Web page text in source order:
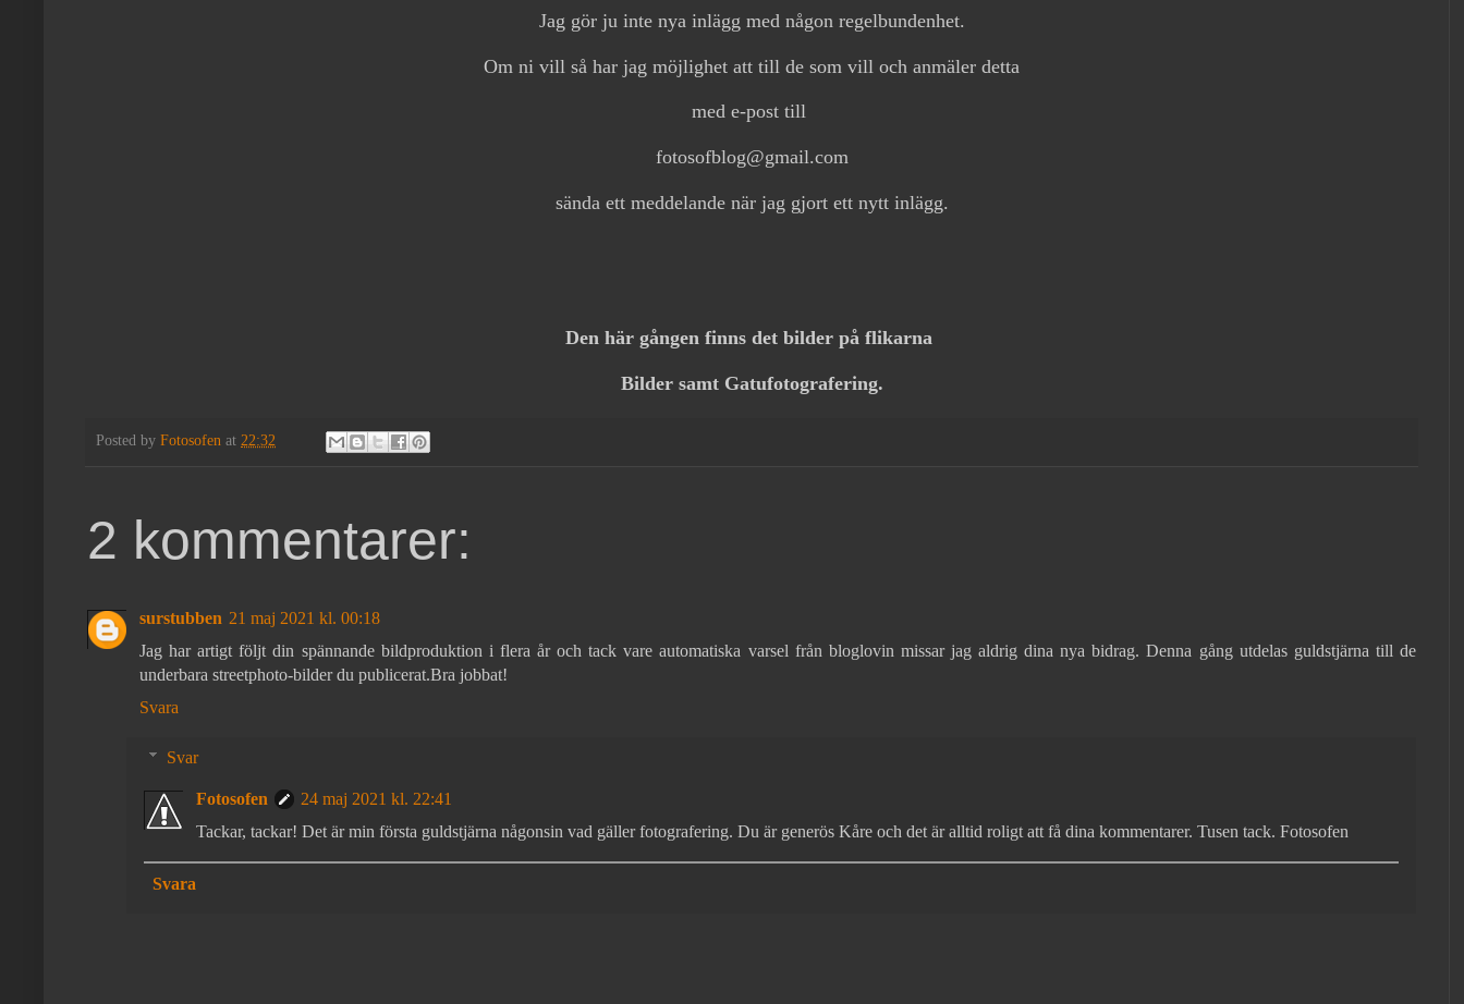
Jag gör ju inte nya inlägg med någon regelbundenhet.
Om ni vill så har jag möjlighet att till de som vill och anmäler detta
med e-post till
fotosofblog@gmail.com
sända ett meddelande när jag gjort ett nytt inlägg.
Den här gången finns det bilder på flikarna
Bilder samt Gatufotografering.
Posted by Fotosofen at 22:32
2 kommentarer:
surstubben 21 maj 2021 kl. 00:18
Jag har artigt följt din spännande bildproduktion i flera år och tack vare automatiska varsel från bloglovin missar jag aldrig dina nya bidrag. Denna gång utdelas guldstjärna till de
underbara streetphoto-bilder du publicerat.Bra jobbat!
Svara
Svar
Fotosofen
24 maj 2021 kl. 22:41
Tackar, tackar! Det är min första guldstjärna någonsin vad gäller fotografering. Du är generös Kåre och det är alltid roligt att få dina kommentarer. Tusen tack. Fotosofen
Svara